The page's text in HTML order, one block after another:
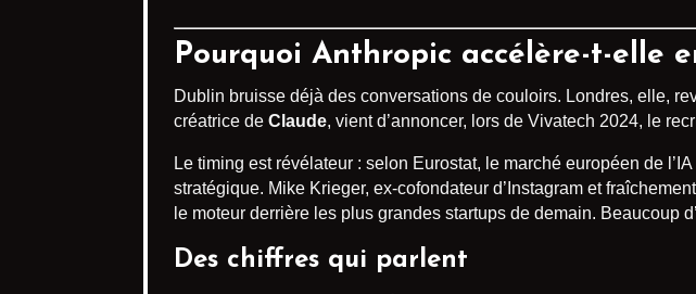
Pourquoi Anthropic accélère-t-elle
Dublin bruisse déjà des conversations de couloirs. Londres, elle,
créatrice de Claude, vient d’annoncer, lors de Vivatech 2024, le
Le timing est révélateur : selon Eurostat, le marché européen de
stratégique. Mike Krieger, ex-cofondateur d’Instagram et
le moteur derrière les plus grandes startups de demain. Beaucoup
Des chiffres qui parlent